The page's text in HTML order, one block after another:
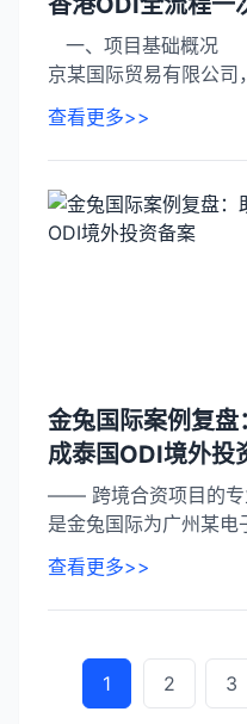
一、项目基础概况
京某国际贸易有限公司
查看更多>>
金兔国际案例复
成泰国ODI境外投
—— 跨境合资项目的专
是金兔国际为广州某电
查看更多>>
1 2 3